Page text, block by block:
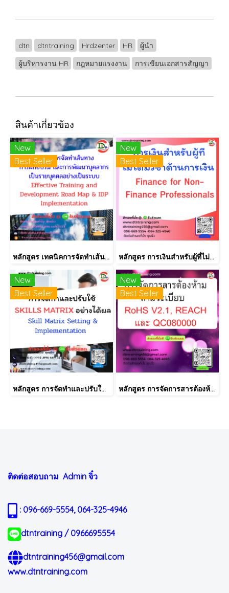
dtn dtntraining Hrdzenter HR
ผู้นำ
ผู้บริหารงาน HR
กฎหมายแรงงาน การเขียนเอกสารสัญญา
สินค้าเกี่ยวข้อง
New
Best Seller
หลักสูตร เทคนิคการจัดทำเส้นทางการฝึกอบรม และการพัฒนาบุคลากร เป็นรายบุคคลอย่างเป็นระบบ Effective Training and Development Road Map & IDP Implementation
New
Best Seller
หลักสูตร การเงินสำหรับผู้ที่ไม่ได้มีวิชาชีพด้านการเงิน (Finance for Non-Finance Professionals)
New
Best Seller
หลักสูตร การจัดทำและปรับใช้ SKILLS MATRIX อย่างได้ผล Skill Matrix Setting & Implementation
New
Best Seller
หลักสูตร การจัดการสารต้องห้ามตามระเบียบ RoHS V2.1, REACH และ QC080000
ติดต่อสอบถาม Admin จิ๋ว
: 096-669-5554, 064-325-4946
dtntraining / 0966695554
dtntraining456@gmail.com
www.dtntraining.com